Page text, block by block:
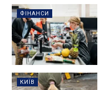
ФІНАНСИ
КИЇВ